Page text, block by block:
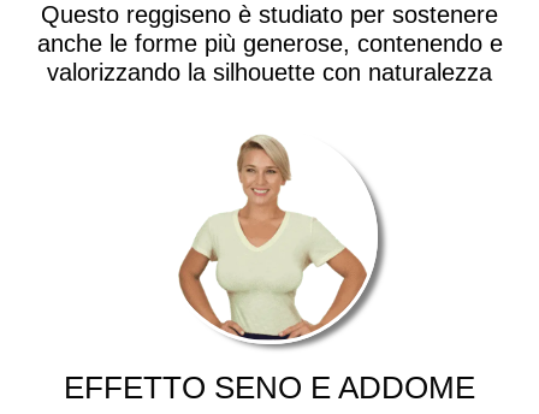
Questo reggiseno è studiato per sostenere
anche le forme più generose, contenendo e
valorizzando la silhouette con naturalezza
EFFETTO SENO E ADDOME